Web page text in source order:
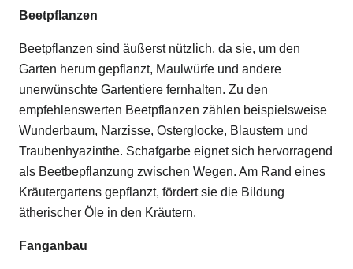
Beetpflanzen
Beetpflanzen sind äußerst nützlich, da sie, um den
Garten herum gepflanzt, Maulwürfe und andere
unerwünschte Gartentiere fernhalten. Zu den
empfehlenswerten Beetpflanzen zählen beispielsweise
Wunderbaum, Narzisse, Osterglocke, Blaustern und
Traubenhyazinthe. Schafgarbe eignet sich hervorragend
als Beetbepflanzung zwischen Wegen. Am Rand eines
Kräutergartens gepflanzt, fördert sie die Bildung
ätherischer Öle in den Kräutern.
Fanganbau